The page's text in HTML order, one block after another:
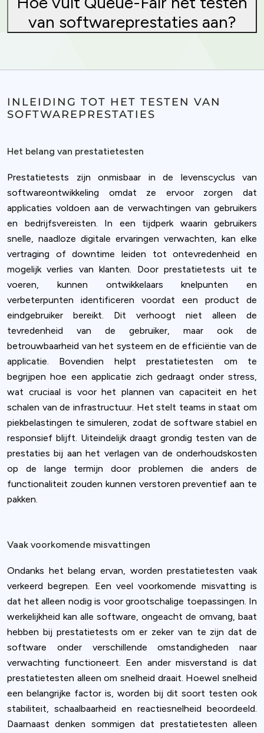
van softwareprestaties aan?
INLEIDING TOT HET TESTEN VAN
SOFTWAREPRESTATIES
Het belang van prestatietesten
Prestatietests zijn onmisbaar in de levenscyclus van
softwareontwikkeling omdat ze ervoor zorgen dat
applicaties voldoen aan de verwachtingen van gebruikers
en bedrijfsvereisten. In een tijdperk waarin gebruikers
snelle, naadloze digitale ervaringen verwachten, kan elke
vertraging of downtime leiden tot ontevredenheid en
mogelijk verlies van klanten. Door prestatietests uit te
voeren, kunnen ontwikkelaars knelpunten en
verbeterpunten identificeren voordat een product de
eindgebruiker bereikt. Dit verhoogt niet alleen de
tevredenheid van de gebruiker, maar ook de
betrouwbaarheid van het systeem en de efficiëntie van de
applicatie. Bovendien helpt prestatietesten om te
begrijpen hoe een applicatie zich gedraagt onder stress,
wat cruciaal is voor het plannen van capaciteit en het
schalen van de infrastructuur. Het stelt teams in staat om
piekbelastingen te simuleren, zodat de software stabiel en
responsief blijft. Uiteindelijk draagt grondig testen van de
prestaties bij aan het verlagen van de onderhoudskosten
op de lange termijn door problemen die anders de
functionaliteit zouden kunnen verstoren preventief aan te
pakken.
Vaak voorkomende misvattingen
Ondanks het belang ervan, worden prestatietesten vaak
verkeerd begrepen. Een veel voorkomende misvatting is
dat het alleen nodig is voor grootschalige toepassingen. In
werkelijkheid kan alle software, ongeacht de omvang, baat
hebben bij prestatietests om er zeker van te zijn dat de
software onder verschillende omstandigheden naar
verwachting functioneert. Een ander misverstand is dat
prestatietesten alleen om snelheid draait. Hoewel snelheid
een belangrijke factor is, worden bij dit soort testen ook
stabiliteit, schaalbaarheid en reactiesnelheid beoordeeld.
Daarnaast denken sommigen dat prestatietesten alleen